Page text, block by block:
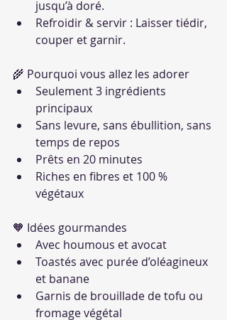
jusqu’à doré.
Refroidir & servir : Laisser tiédir,
couper et garnir.
🌾 Pourquoi vous allez les adorer
Seulement 3 ingrédients
principaux
Sans levure, sans ébullition, sans
temps de repos
Prêts en 20 minutes
Riches en fibres et 100 %
végétaux
🧡 Idées gourmandes
Avec houmous et avocat
Toastés avec purée d’oléagineux
et banane
Garnis de brouillade de tofu ou
fromage végétal